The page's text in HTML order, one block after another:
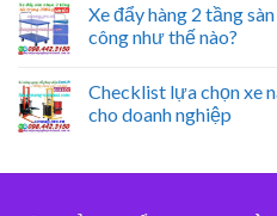
Xe đẩy hàng 2 tầng
công như thế nào?
Checklist lựa chọn xe
cho doanh nghiệp